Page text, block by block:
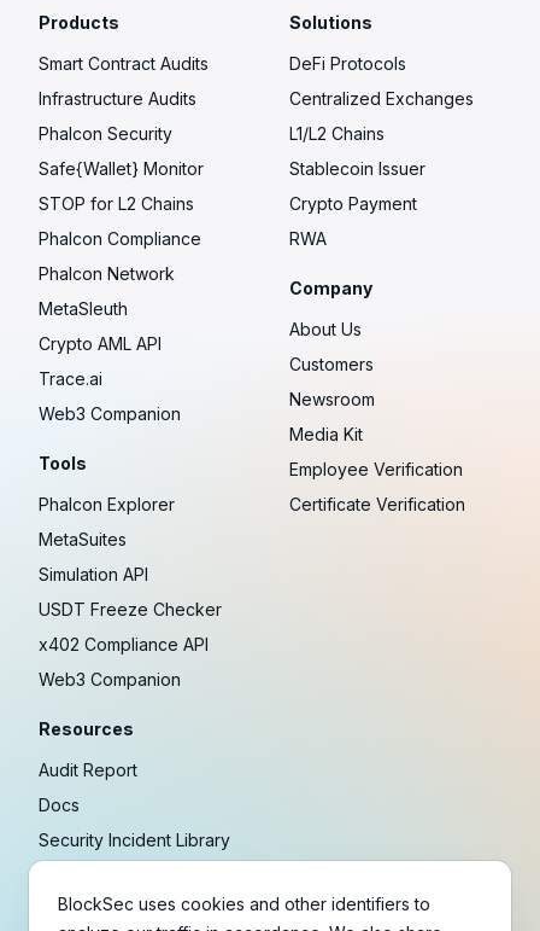
Products
Smart Contract Audits
Infrastructure Audits
Phalcon Security
Safe{Wallet} Monitor
STOP for L2 Chains
Phalcon Compliance
Phalcon Network
MetaSleuth
Crypto AML API
Trace.ai
Web3 Companion
Tools
Phalcon Explorer
MetaSuites
Simulation API
USDT Freeze Checker
x402 Compliance API
Web3 Companion
Resources
Audit Report
Docs
Security Incident Library
Research
Solutions
DeFi Protocols
Centralized Exchanges
L1/L2 Chains
Stablecoin Issuer
Crypto Payment
RWA
Company
About Us
Customers
Newsroom
Media Kit
Employee Verification
Certificate Verification
BlockSec uses cookies and other identifiers to